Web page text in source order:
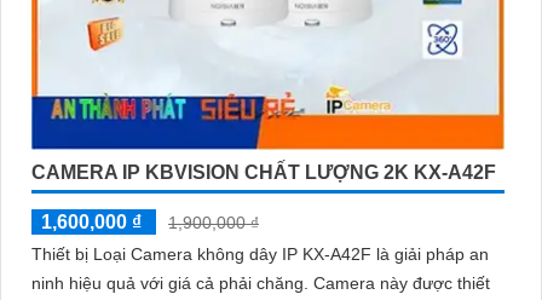
CAMERA IP KBVISION CHẤT LƯỢNG 2K KX-A42F
1,600,000 ₫
1,900,000 ₫
Thiết bị Loại Camera không dây IP KX-A42F là giải pháp an
ninh hiệu quả với giá cả phải chăng. Camera này được thiết